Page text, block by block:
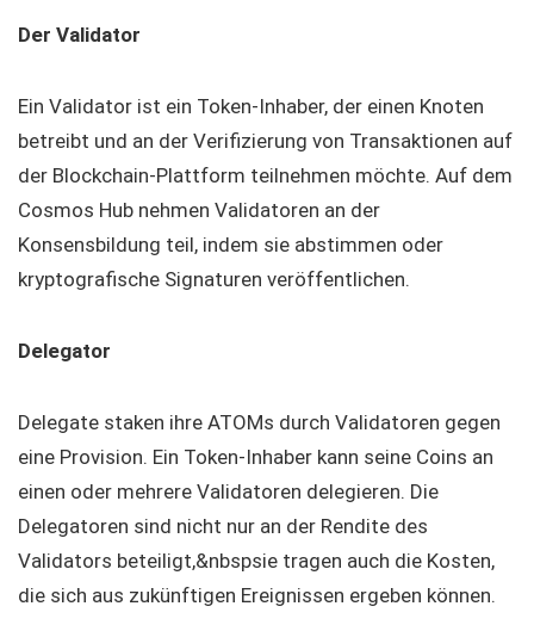
Der Validator
Ein Validator ist ein Token-Inhaber, der einen Knoten
betreibt und an der Verifizierung von Transaktionen auf
der Blockchain-Plattform teilnehmen möchte. Auf dem
Cosmos Hub nehmen Validatoren an der
Konsensbildung teil, indem sie abstimmen oder
kryptografische Signaturen veröffentlichen.
Delegator
Delegate staken ihre ATOMs durch Validatoren gegen
eine Provision. Ein Token-Inhaber kann seine Coins an
einen oder mehrere Validatoren delegieren. Die
Delegatoren sind nicht nur an der Rendite des
Validators beteiligt,&nbspsie tragen auch die Kosten,
die sich aus zukünftigen Ereignissen ergeben können.